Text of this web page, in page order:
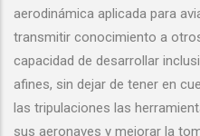
aerodinámica aplicada para
transmitir conocimiento a
capacidad de desarrollar
afines, sin dejar de tener en
las tripulaciones las
sus aeronaves y mejorar la